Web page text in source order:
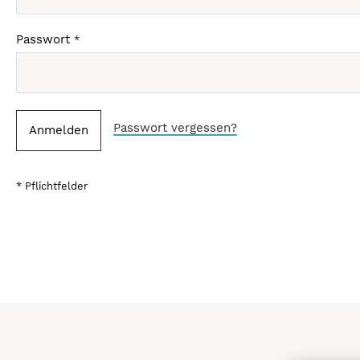
Passwort
Anmelden Passwort vergessen?